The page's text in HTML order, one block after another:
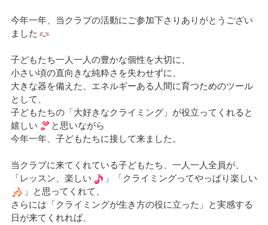
今年一年、当クラブの活動にご参加下さりありがとうござい
ました
子どもたち一人一人の豊かな個性を大切に、
小さい頃の直向きな純粋さを失わせずに、
大きな器を備えた、エネルギーある人間に育つためのツール
として、
子どもたちの「大好きなクライミング」が役立ってくれると
嬉しい
と思いながら
今年一年、子どもたちに接して来ました。
当クラブに来てくれている子どもたち、一人一人全員が、
「レッスン、楽しい
」「クライミングってやっぱり楽しい
」と思ってくれて、
さらには「クライミングが生き方の役に立った」と実感する
日が来てくれれば、